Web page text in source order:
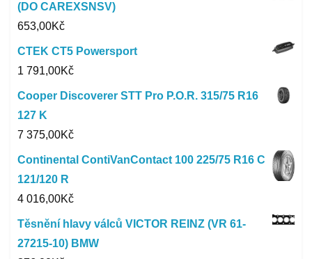
(DO CAREXSNSV)
653,00Kč
CTEK CT5 Powersport
1 791,00Kč
Cooper Discoverer STT Pro P.O.R. 315/75 R16
127 K
7 375,00Kč
Continental ContiVanContact 100 225/75 R16 C
121/120 R
4 016,00Kč
Těsnění hlavy válců VICTOR REINZ (VR 61-
27215-10) BMW